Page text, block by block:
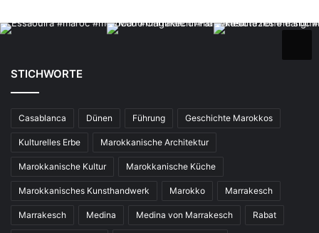
STICHWORTE
Casablanca Dünen Führung Geschichte Marokkos
Kulturelles Erbe Marokkanische Architektur
Marokkanische Kultur Marokkanische Küche
Marokkanisches Kunsthandwerk Marokko Marrakesch
Marrakesch Medina Medina von Marrakesch Rabat